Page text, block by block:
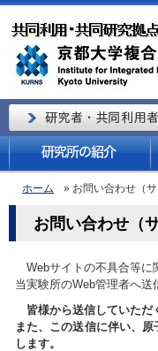
ホーム » お問い合わせ（サ
お問い合わせ（
Webサイトの不具合等
当実験所のWeb管理者へ送
皆様から送信していた
また、この送信に伴い、
します。